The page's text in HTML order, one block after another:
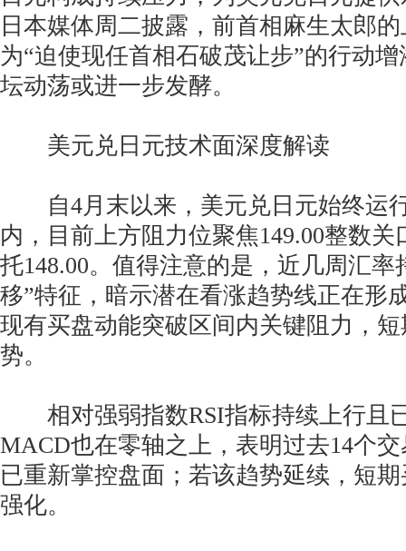
日本媒体周二披露，前首相麻生太郎
为“迫使现任首相石破茂让步”的行动
坛动荡或进一步发酵。
美元兑日元技术面深度解读
自4月末以来，美元兑日元始终运
内，目前上方阻力位聚焦149.00整数
托148.00。值得注意的是，近几周汇率
移”特征，暗示潜在看涨趋势线正在形
现有买盘动能突破区间内关键阻力，
势。
相对强弱指数RSI指标持续上行且
MACD也在零轴之上，表明过去14个
已重新掌控盘面；若该趋势延续，短
强化。